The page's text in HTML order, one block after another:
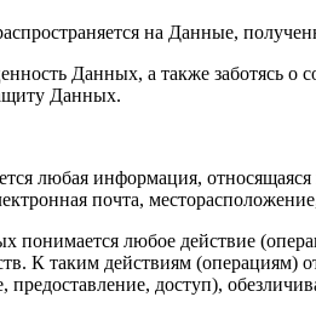
на Данные,
Данных, а также заботясь
Данных.
любая информация, относящаяся
почта,
понимается любое действие
К таким действиям (операциям)
предоставление, доступ),